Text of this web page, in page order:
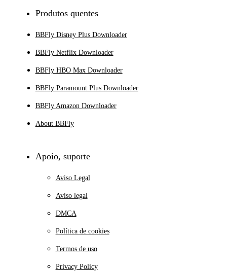
Produtos quentes
BBFly Disney Plus Downloader
BBFly Netflix Downloader
BBFly HBO Max Downloader
BBFly Paramount Plus Downloader
BBFly Amazon Downloader
About BBFly
Apoio, suporte
Aviso Legal
Aviso legal
DMCA
Política de cookies
Termos de uso
Privacy Policy